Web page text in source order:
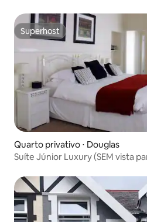
Superhost
Superhost
Quarto privativo ⋅ Douglas
Suíte Júnior Luxury (SEM vista